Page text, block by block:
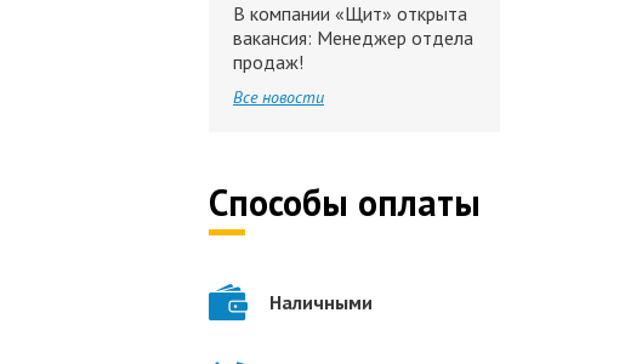
В компании «Щит» открыта
вакансия: Менеджер отдела
продаж!
Все новости
Способы оплаты
Наличными